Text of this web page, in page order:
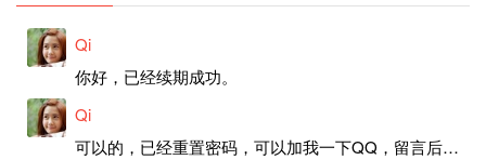
Qi
你好，已经续期成功。
Qi
可以的，已经重置密码，可以加我一下QQ，留言后我就发密码给你。